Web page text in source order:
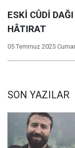
ESKİ CÛDİ
HÂTIRAT
05 Temmuz 2025
SON YAZILAR